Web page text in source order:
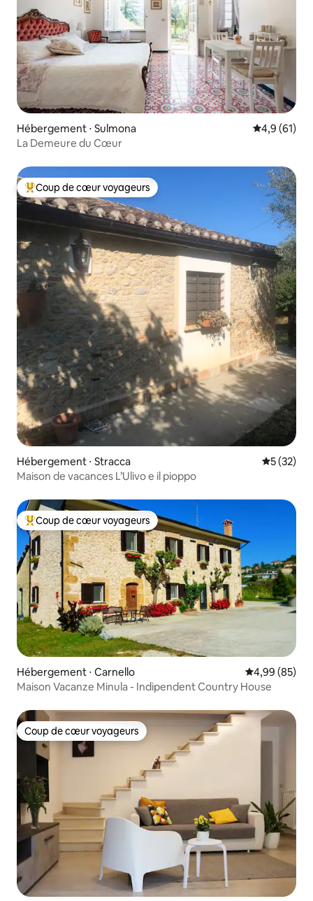
Hébergement ⋅ Sulmona Évaluation
4,9 (61)
La Demeure du Cœur
Coups de cœur voyageurs les plus appréciés
Coup de cœur voyageurs
Hébergement ⋅ Stracca
5 (32)
Maison de vacances L’Ulivo e il pioppo
Coups de cœur voyageurs les plus appréciés
Coup de cœur voyageurs
Hébergement ⋅ Carnello Évaluation
4,99 (85)
Maison Vacanze Minula - Indipendent Country House
Coup de cœur voyageurs
Coup de cœur voyageurs